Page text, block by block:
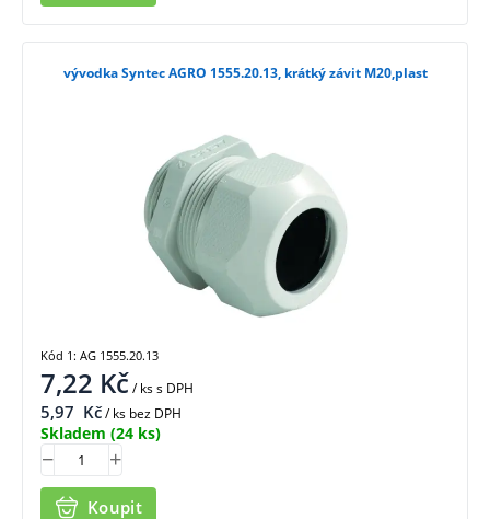
vývodka Syntec AGRO 1555.20.13, krátký závit M20,plast
7,22 Kč/ kss DPH
5,97 Kč/ ks bez DPH
Skladem (24 ks)
Koupit
Kód 1: AG 1555.20.13